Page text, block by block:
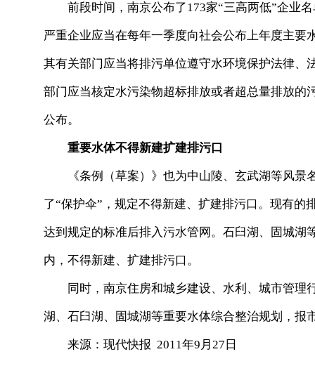
前段时间，南京公布了173家“三高两低”企业名
严重企业应当在每年一季度向社会公布上年度主
其有关部门应当将排污单位遵守水环境保护法律
部门应当核定水污染物超标排放或者超总量排放
公布。
重要水体不得新建扩建排污口
《条例（草案）》也为中山陵、玄武湖等风景
了“保护伞”，规定不得新建、扩建排污口。现有
达到规定的标准后排入污水管网。石臼湖、固城
内，不得新建、扩建排污口。
同时，南京住房和城乡建设、水利、城市管理
湖、石臼湖、固城湖等重要水体综合整治规划，报
来源：现代快报 2011年9月27日